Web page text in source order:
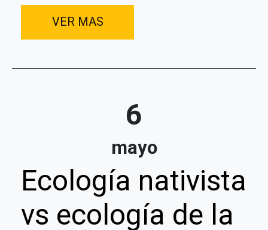
VER MAS
6
mayo
Ecología nativista
vs ecología de la